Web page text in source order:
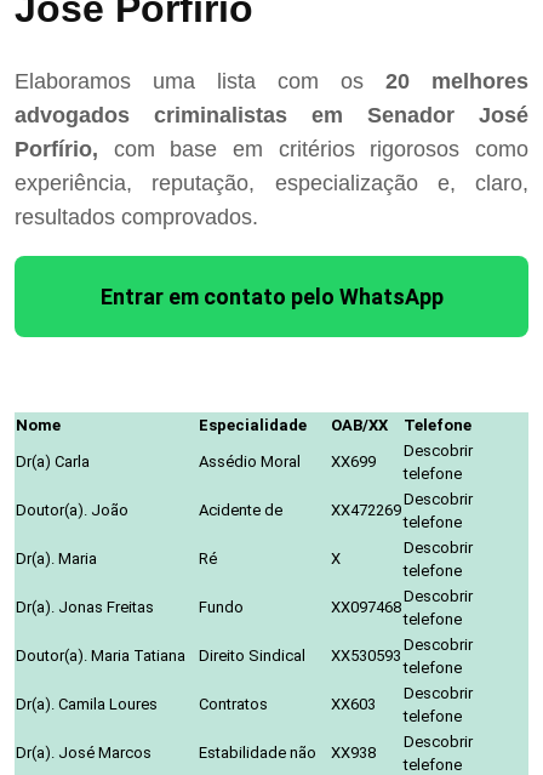
José Porfírio
Elaboramos uma lista com os 20 melhores
advogados criminalistas em Senador José
Porfírio, com base em critérios rigorosos como
experiência, reputação, especialização e, claro,
resultados comprovados.
Entrar em contato pelo WhatsApp
Nome Especialidade OAB/XX
Telefone
Dr(a) Carla
Assédio Moral XX699
Descobrir
telefone
Doutor(a). João
Acidente de XX472269
Descobrir
telefone
Dr(a). Maria
Ré X
Descobrir
telefone
Dr(a). Jonas Freitas
Fundo XX097468
Descobrir
telefone
Doutor(a). Maria Tatiana
Direito Sindical XX530593
Descobrir
telefone
Dr(a). Camila Loures
Contratos XX603
Descobrir
telefone
Dr(a). José Marcos
Estabilidade não XX938
Descobrir
telefone